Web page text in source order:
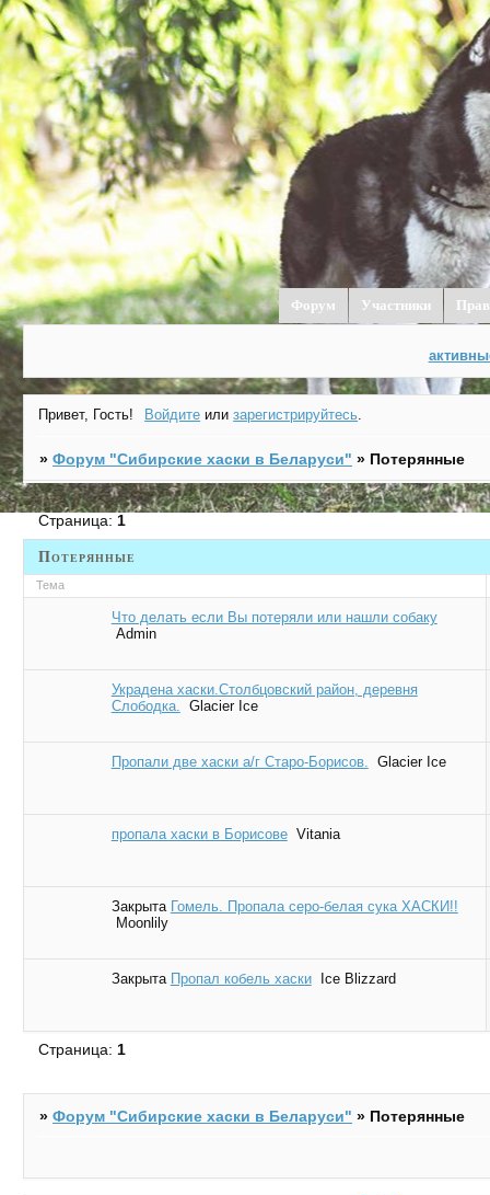
Форум Участники
Привет, Гость! Войдите илизарегистрируйтесь.
»Форум "Cибирские хаски в Беларуси" » Потерянные
Потерянные
Страница: 1
Тема
Что делать если Вы потеряли или нашли собаку
Admin
Украдена хаски.Столбцовский район, деревня
Слободка. Glacier Ice
Пропали две хаски а/г Старо-Борисов. Glacier Ice
пропала хаски в Борисове Vitania
Закрыта Гомель. Пропала серо-белая сука ХАСКИ!!
Moonlily
Закрыта Пропал кобель хаски Ice Blizzard
Страница: 1
»Форум "Cибирские хаски в Беларуси" » Потерянные